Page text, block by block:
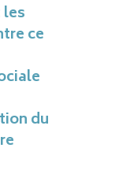
ce
du